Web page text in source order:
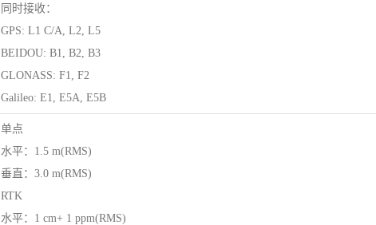
同时接收：
GPS: L1 C/A, L2, L5
BEIDOU: B1, B2, B3
GLONASS: F1, F2
Galileo: E1, E5A, E5B
单点
水平：1.5 m(RMS)
垂直：3.0 m(RMS)
RTK
水平：1 cm+ 1 ppm(RMS)